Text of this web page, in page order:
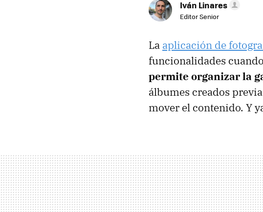
Iván Linares
Editor Senior
La aplicación de
funcionalidades
permite organizar la
álbumes creados
mover el contenido. Y